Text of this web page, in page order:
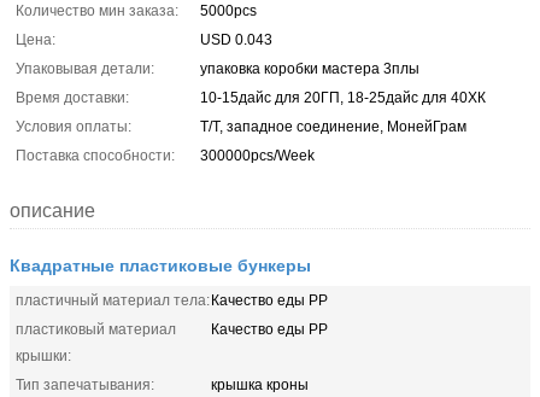
Количество мин заказа:
5000pcs
Цена:
USD 0.043
Упаковывая детали:
упаковка коробки мастера 3плы
Время доставки:
10-15дайс для 20ГП, 18-25дайс для 40ХК
Условия оплаты:
Т/Т, западное соединение, МонейГрам
Поставка способности:
300000pcs/Week
описание
Квадратные пластиковые бункеры
пластичный материал тела:Качество еды PP
пластиковый материал
крышки:
Качество еды PP
Тип запечатывания:
крышка кроны